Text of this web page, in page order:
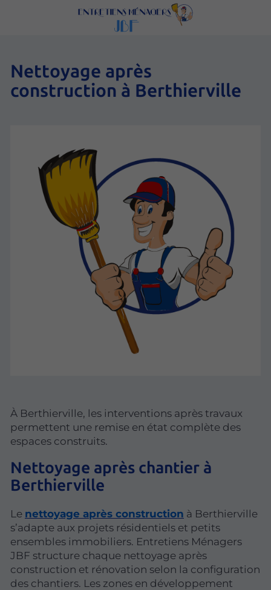
Nettoyage après
construction à Berthierville
À Berthierville, les interventions après travaux
permettent une remise en état complète des
espaces construits.
Nettoyage après chantier à
Berthierville
Le nettoyage après construction à Berthierville
s’adapte aux projets résidentiels et petits
ensembles immobiliers. Entretiens Ménagers
JBF structure chaque nettoyage après
construction et rénovation selon la configuration
des chantiers. Les zones en développement